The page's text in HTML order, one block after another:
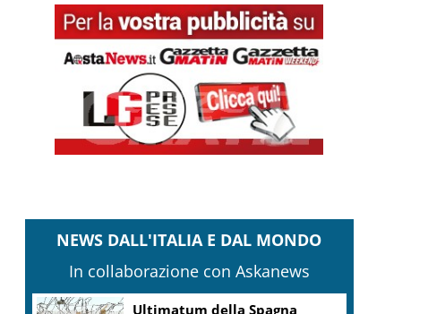
NEWS DALL'ITALIA E DAL MONDO
In collaborazione con Askanews
Ultimatum della Spagna